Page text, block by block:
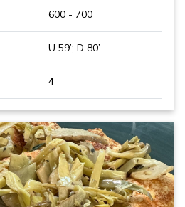
600 - 700
U 59’; D 80’
4